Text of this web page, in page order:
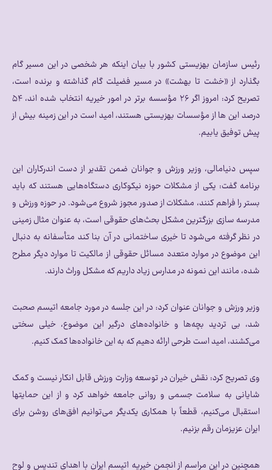
رئیس سازمان بهزیستی کشور با بیان اینکه هر شخصی در این مسیر گام
بگذارد از «خشت تا بهشت» در مسیر فضیلت گام گذاشته و برنده است،
تصریح کرد: امروز اگر ۲۶ مؤسسه برتر در امور خیریه انتخاب شده اند، ۵۴
درصد این ها از مؤسسات بهزیستی هستند، امید است در این زمینه بیش از
پیش توفیق یابیم.
سپس دنیامالی، وزیر ورزش و جوانان ضمن تقدیر از دست اندرکاران این
برنامه گفت: یکی از مشکلات حوزه نیکوکاری دستگاه‌هایی هستند که باید
بستر را فراهم کنند، مشکلات از صدور مجوز شروع می‌شود. در حوزه ورزش و
مدرسه سازی بزرگترین مشکل بحث‌های حقوقی است، به عنوان مثال زمینی
در نظر گرفته می‌شود تا خیری ساختمانی در آن بنا کند متأسفانه به دنبال
این موضوع در موارد متعدد مسائل حقوقی از مالکیت تا موارد دیگر مطرح
شده، مانند این نمونه در مدارس زیاد داریم که مشکل وراث دارند.
وزیر ورزش و جوانان عنوان کرد: در این جلسه در مورد جامعه اتیسم صحبت
شد، بی تردید بچه‌ها و خانواده‌های درگیر این موضوع، خیلی سختی
می‌کشند، امید است طرحی ارائه دهیم که به این خانواده‌ها کمک کنیم.
وی تصریح کرد: نقش خیران در توسعه وزارت ورزش قابل انکار نیست و کمک
شایانی به سلامت جسمی و روانی جامعه خواهد کرد و از این حمایتها
استقبال می‌کنیم، قطعاً با همکاری یکدیگر می‌توانیم افق‌های روشن برای
ایران عزیزمان رقم بزنیم.
همچنین در این مراسم از انجمن خیریه اتیسم ایران با اهدای تندیس و لوح